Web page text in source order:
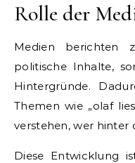
Rolle der
Medien berichten
politische Inhalte,
Hintergründe.
Themen wie „olaf
verstehen, wer hinter
Diese Entwicklung